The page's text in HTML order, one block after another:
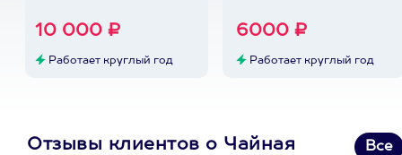
10 000 ₽
Работает круглый год
6000 ₽
Работает круглый год
Отзывы клиентов о Чайная
Все